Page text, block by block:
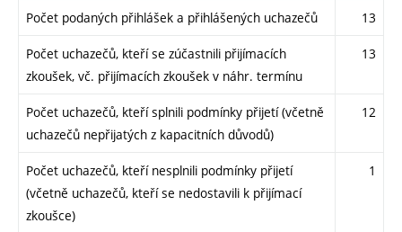
Počet podaných přihlášek a přihlášených uchazečů 13
Počet uchazečů, kteří se zúčastnili přijímacích
zkoušek, vč. přijímacích zkoušek v náhr. termínu
13
Počet uchazečů, kteří splnili podmínky přijetí (včetně
uchazečů nepřijatých z kapacitních důvodů)
12
Počet uchazečů, kteří nesplnili podmínky přijetí
(včetně uchazečů, kteří se nedostavili k přijímací
zkoušce)
1